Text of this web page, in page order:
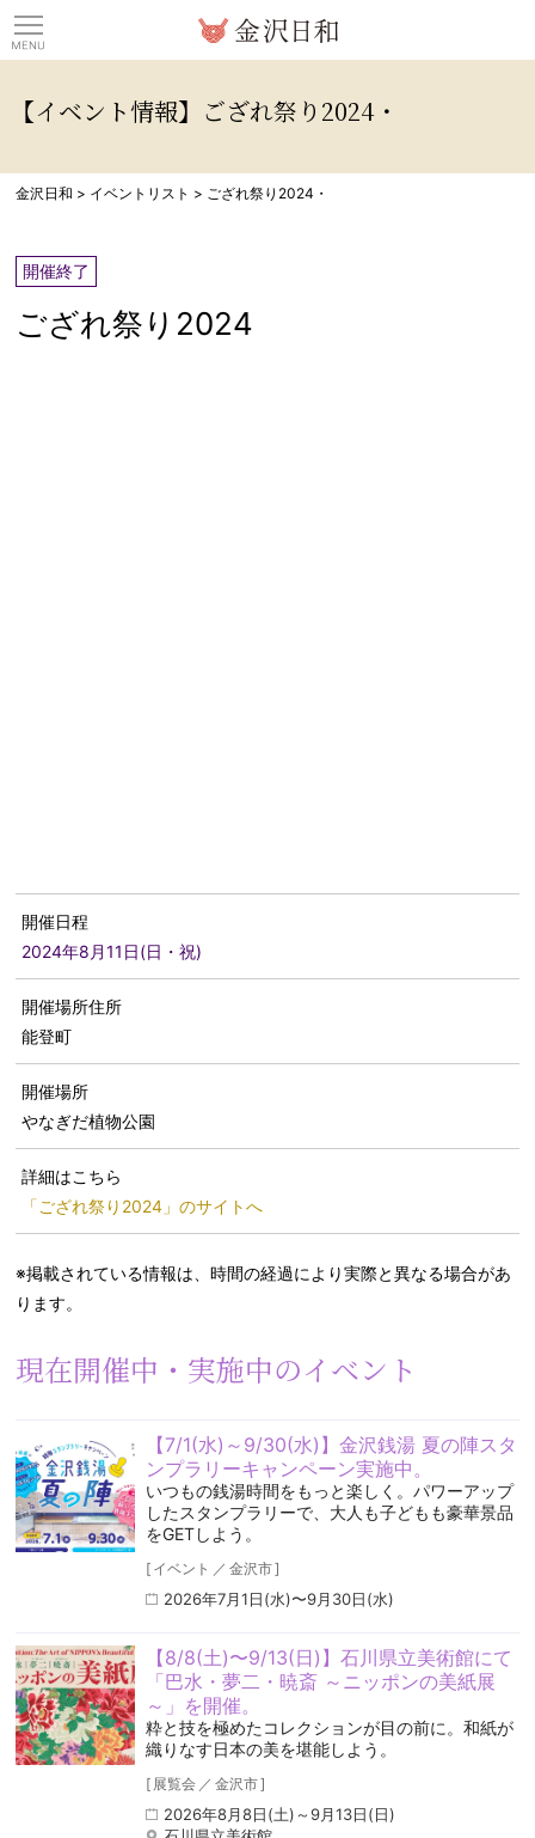
【イベント情報】ござれ祭り2024・
金沢日和 > イベントリスト > ござれ祭り2024・
開催終了
ござれ祭り2024
開催日程
2024年8月11日(日・祝)
開催場所住所
能登町
開催場所
やなぎだ植物公園
詳細はこちら
「ござれ祭り2024」のサイトへ
※掲載されている情報は、時間の経過により実際と異なる場合があ
ります。
現在開催中・実施中のイベント
【7/1(水)～9/30(水)】金沢銭湯 夏の陣スタ
ンプラリーキャンペーン実施中。
いつもの銭湯時間をもっと楽しく。パワーアップ
したスタンプラリーで、大人も子どもも豪華景品
をGETしよう。
[ イベント ／ 金沢市]
2026年7月1日(水)〜9月30日(水)
【8/8(土)〜9/13(日)】石川県立美術館にて
「巴水・夢二・暁斎 ～ニッポンの美紙展
～」を開催。
粋と技を極めたコレクションが目の前に。和紙が
織りなす日本の美を堪能しよう。
[ 展覧会 ／ 金沢市]
2026年8月8日(土)～9月13日(日)